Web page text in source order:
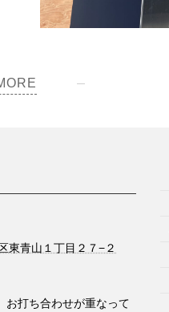
東青山１丁目２７−２
打ち合わせが重なって